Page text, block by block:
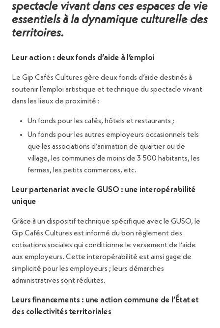
spectacle vivant dans ces espaces de vie
essentiels à la dynamique culturelle des
territoires.
Leur action : deux fonds d’aide à l’emploi
Le Gip Cafés Cultures gère deux fonds d’aide destinés à
soutenir l’emploi artistique et technique du spectacle vivant
dans les lieux de proximité :
Un fonds pour les cafés, hôtels et restaurants ;
Un fonds pour les autres employeurs occasionnels tels
que les associations d’animation de quartier ou de
village, les communes de moins de 3 500 habitants, les
fermes, les petits commerces, etc.
Leur partenariat avec le GUSO : une interopérabilité
unique
Grâce à un dispositif technique spécifique avec le GUSO, le
Gip Cafés Cultures est informé du bon règlement des
cotisations sociales qui conditionne le versement de l’aide
aux employeurs. Cette interopérabilité est ainsi gage de
simplicité pour les employeurs ; leurs démarches
administratives sont réduites.
Leurs financements : une action commune de l’État et
des collectivités territoriales